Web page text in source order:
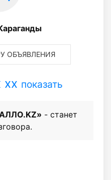
ОБЪЯВЛЕНИЯ
xx показать
- станет